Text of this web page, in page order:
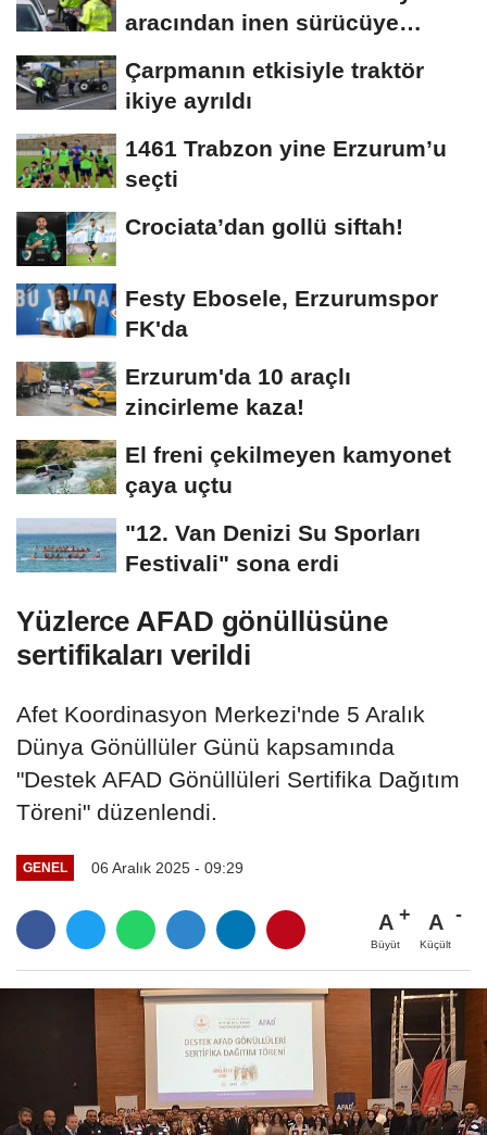
aracından inen sürücüye
Çarpmanın etkisiyle traktör
ikiye ayrıldı
1461 Trabzon yine Erzurum’u
seçti
Crociata’dan gollü siftah!
Festy Ebosele, Erzurumspor
FK'da
Erzurum'da 10 araçlı
zincirleme kaza!
El freni çekilmeyen kamyonet
çaya uçtu
"12. Van Denizi Su Sporları
Festivali" sona erdi
Yüzlerce AFAD gönüllüsüne
sertifikaları verildi
Afet Koordinasyon Merkezi'nde 5 Aralık
Dünya Gönüllüler Günü kapsamında
"Destek AFAD Gönüllüleri Sertifika Dağıtım
Töreni" düzenlendi.
GENEL 06 Aralık 2025 - 09:29
A
Büyüt
A
Küçült